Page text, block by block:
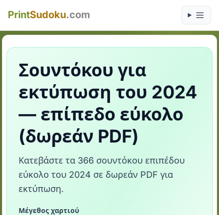
PrintSudoku.com
Σουντόκου για
εκτύπωση του 2024
— επίπεδο εύκολο
(δωρεάν PDF)
Κατεβάστε τα 366 σουντόκου επιπέδου
εύκολο του 2024 σε δωρεάν PDF για
εκτύπωση.
Μέγεθος χαρτιού